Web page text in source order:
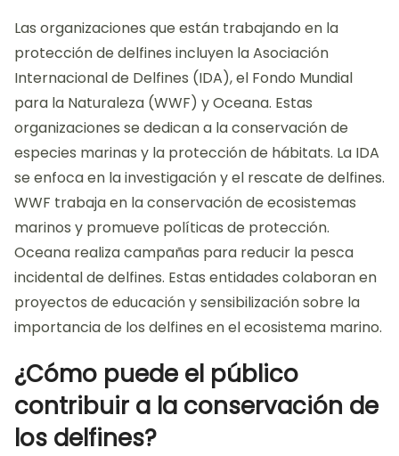
Las organizaciones que están trabajando en la
protección de delfines incluyen la Asociación
Internacional de Delfines (IDA), el Fondo Mundial
para la Naturaleza (WWF) y Oceana. Estas
organizaciones se dedican a la conservación de
especies marinas y la protección de hábitats. La IDA
se enfoca en la investigación y el rescate de delfines.
WWF trabaja en la conservación de ecosistemas
marinos y promueve políticas de protección.
Oceana realiza campañas para reducir la pesca
incidental de delfines. Estas entidades colaboran en
proyectos de educación y sensibilización sobre la
importancia de los delfines en el ecosistema marino.
¿Cómo puede el público
contribuir a la conservación de
los delfines?